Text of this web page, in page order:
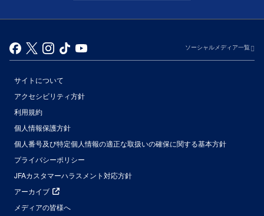
ソーシャルメディア一覧
サイトについて
アクセシビリティ方針
利用規約
個人情報保護方針
個人番号及び特定個人情報の適正な取扱いの確保に関する基本方針
プライバシーポリシー
JFAカスタマーハラスメント対応方針
アーカイブ
メディアの皆様へ